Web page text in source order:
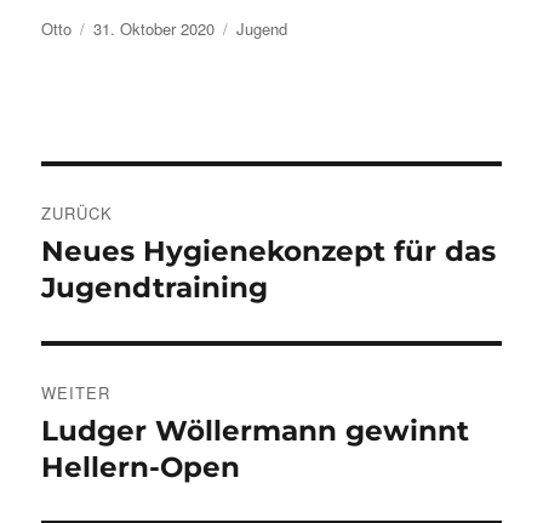
Autor
Otto Veröffentlicht
31. Oktober 2020 Kategorien
Jugend
ZURÜCK
Vorheriger
Beitrag:
Neues Hygienekonzept für das
Jugendtraining
WEITER
Nächster
Beitrag:
Ludger Wöllermann gewinnt
Hellern-Open